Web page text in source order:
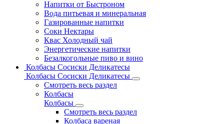
Напитки от Быстроном
Вода питьевая и минеральная
Газированные напитки
Соки Нектары
Квас Холодный чай
Энергетические напитки
Безалкогольные пиво и вино
Колбасы Сосиски Деликатесы
Колбасы Сосиски Деликатесы
Смотреть весь раздел
Колбасы
Колбасы
Смотреть весь раздел
Колбаса вареная